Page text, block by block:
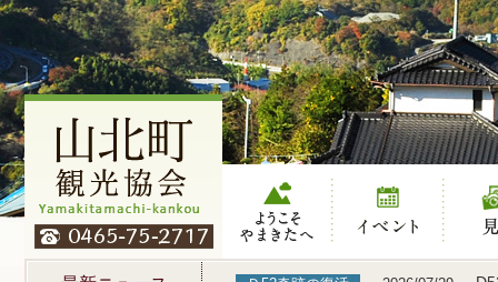
ようこそやまき
たへ
イベント 見る